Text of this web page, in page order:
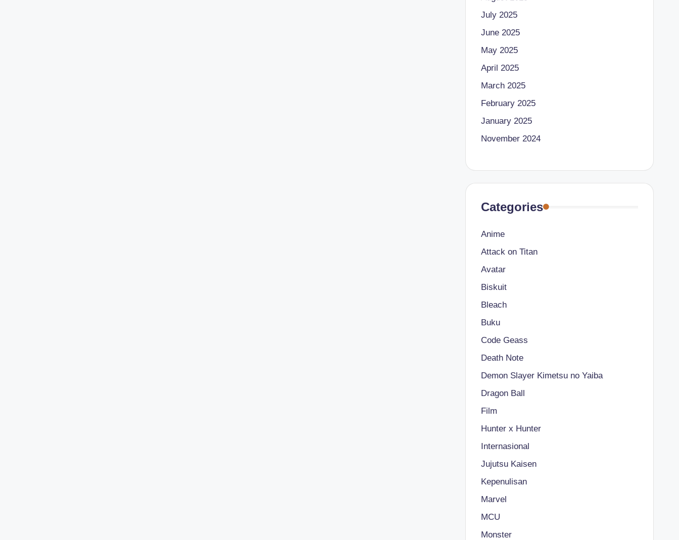
July 2025
June 2025
May 2025
April 2025
March 2025
February 2025
January 2025
November 2024
Categories
Anime
Attack on Titan
Avatar
Biskuit
Bleach
Buku
Code Geass
Death Note
Demon Slayer Kimetsu no Yaiba
Dragon Ball
Film
Hunter x Hunter
Internasional
Jujutsu Kaisen
Kepenulisan
Marvel
MCU
Monster